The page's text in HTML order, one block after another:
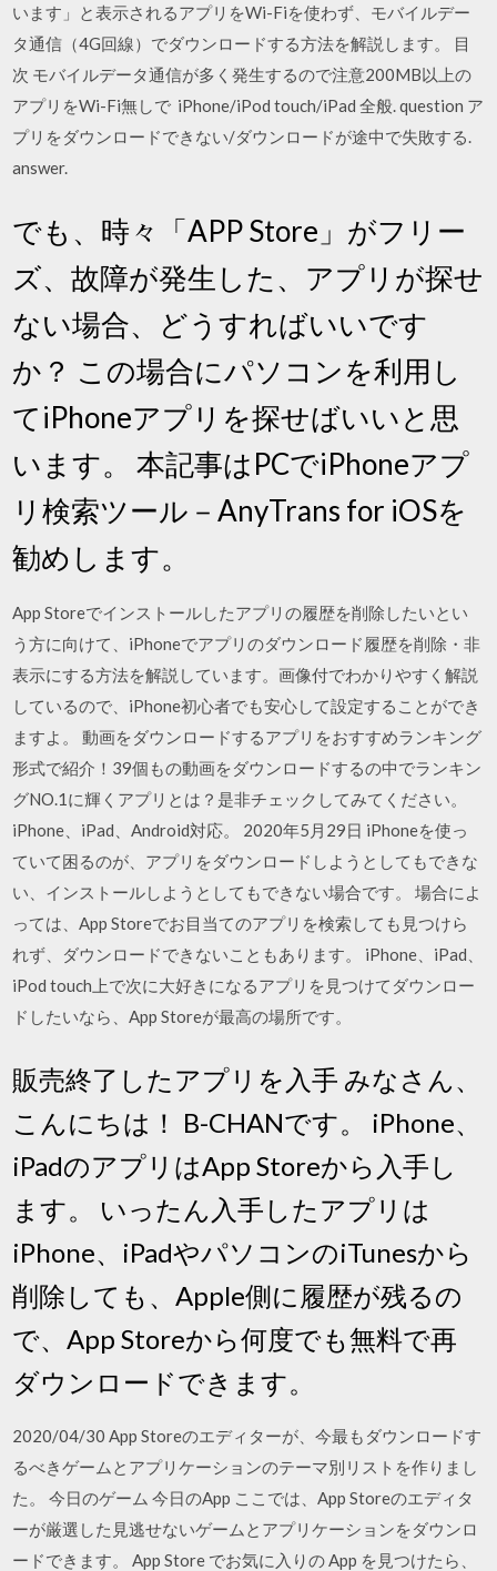
います」と表示されるアプリをWi-Fiを使わず、モバイルデー
タ通信（4G回線）でダウンロードする方法を解説します。 目
次 モバイルデータ通信が多く発生するので注意200MB以上の
アプリをWi-Fi無しで iPhone/iPod touch/iPad 全般. question ア
プリをダウンロードできない/ダウンロードが途中で失敗する.
answer.
でも、時々「APP Store」がフリー
ズ、故障が発生した、アプリが探せ
ない場合、どうすればいいです
か？ この場合にパソコンを利用し
てiPhoneアプリを探せばいいと思
います。 本記事はPCでiPhoneアプ
リ検索ツール－AnyTrans for iOSを
勧めします。
App Storeでインストールしたアプリの履歴を削除したいとい
う方に向けて、iPhoneでアプリのダウンロード履歴を削除・非
表示にする方法を解説しています。画像付でわかりやすく解説
しているので、iPhone初心者でも安心して設定することができ
ますよ。 動画をダウンロードするアプリをおすすめランキング
形式で紹介！39個もの動画をダウンロードするの中でランキン
グNO.1に輝くアプリとは？是非チェックしてみてください。
iPhone、iPad、Android対応。 2020年5月29日 iPhoneを使っ
ていて困るのが、アプリをダウンロードしようとしてもできな
い、インストールしようとしてもできない場合です。 場合によ
っては、App Storeでお目当てのアプリを検索しても見つけら
れず、ダウンロードできないこともあります。 iPhone、iPad、
iPod touch上で次に大好きになるアプリを見つけてダウンロー
ドしたいなら、App Storeが最高の場所です。
販売終了したアプリを入手 みなさん、
こんにちは！ B-CHANです。 iPhone、
iPadのアプリはApp Storeから入手し
ます。 いったん入手したアプリは
iPhone、iPadやパソコンのiTunesから
削除しても、Apple側に履歴が残るの
で、App Storeから何度でも無料で再
ダウンロードできます。
2020/04/30 App Storeのエディターが、今最もダウンロードす
るべきゲームとアプリケーションのテーマ別リストを作りまし
た。 今日のゲーム 今日のApp ここでは、App Storeのエディタ
ーが厳選した見逃せないゲームとアプリケーションをダウンロ
ードできます。 App Store でお気に入りの App を見つけたら、